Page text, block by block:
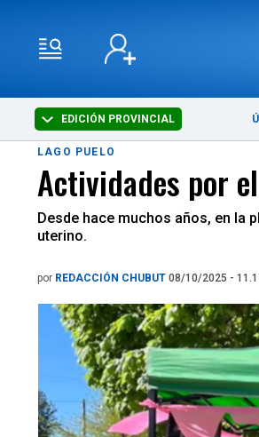
EDICIÓN PROVINCIAL
LAGO PUELO
Actividades por
Desde hace muchos años, en la
uterino.
por REDACCIÓN CHUBUT 08/10/2025 -